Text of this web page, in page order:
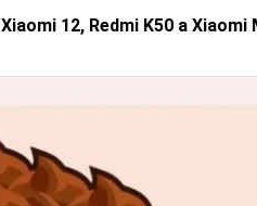
Xiaomi 12, Redmi K50 a